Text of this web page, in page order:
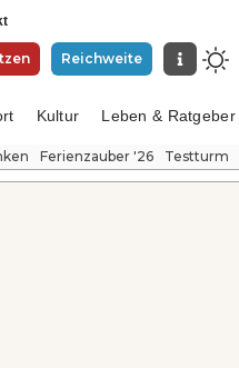
Reichweite
Kultur Leben & Ratgeber
Ferienzauber '26 Testturm